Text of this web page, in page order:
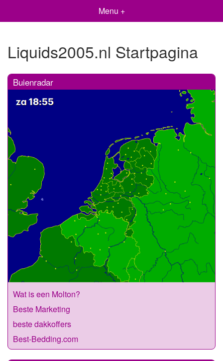
Menu +
Liquids2005.nl Startpagina
Buienradar
Wat is een Molton?
Beste Marketing
beste dakkoffers
Best-Bedding.com